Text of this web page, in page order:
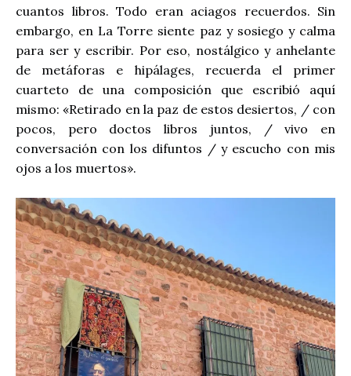
cuantos libros. Todo eran aciagos recuerdos. Sin
embargo, en La Torre siente paz y sosiego y calma
para ser y escribir. Por eso, nostálgico y anhelante
de metáforas e hipálages, recuerda el primer
cuarteto de una composición que escribió aquí
mismo: «Retirado en la paz de estos desiertos, / con
pocos, pero doctos libros juntos, / vivo en
conversación con los difuntos / y escucho con mis
ojos a los muertos».